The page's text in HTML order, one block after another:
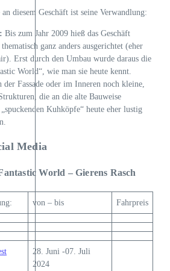
diesem Geschäft ist seine Verwandlung:
Bis zum Jahr 2009 hieß das Geschäft
ganz anders ausgerichtet (eher
Erst durch den Umbau wurde daraus die
World“, wie man sie heute kennt.
Fassade oder im Inneren noch kleine,
die an die alte Bauweise
Kuhköpfe“ heute eher lustig
Media
World – Gierens Rasch
von – bis Fahrpreis
28. Juni -07. Juli
2024